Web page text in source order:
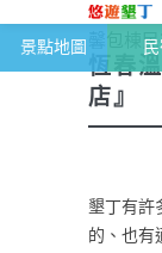
景點地圖
恆春半島
馨包棟
恆春
店』
墾丁有許
的、也有